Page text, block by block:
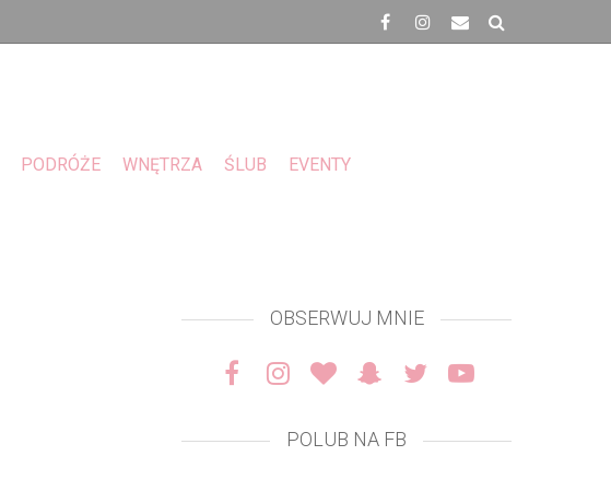
PODRÓŻE WNĘTRZA ŚLUB EVENTY
OBSERWUJ MNIE
POLUB NA FB